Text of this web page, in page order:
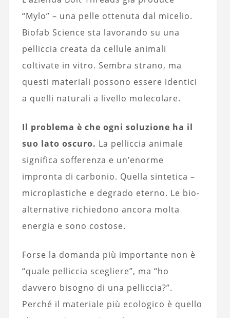
“Mylo” – una pelle ottenuta dal micelio.
Biofab Science sta lavorando su una
pelliccia creata da cellule animali
coltivate in vitro. Sembra strano, ma
questi materiali possono essere identici
a quelli naturali a livello molecolare.
Il problema è che ogni soluzione ha il
suo lato oscuro. La pelliccia animale
significa sofferenza e un’enorme
impronta di carbonio. Quella sintetica –
microplastiche e degrado eterno. Le bio-
alternative richiedono ancora molta
energia e sono costose.
Forse la domanda più importante non è
“quale pelliccia scegliere”, ma “ho
davvero bisogno di una pelliccia?”.
Perché il materiale più ecologico è quello